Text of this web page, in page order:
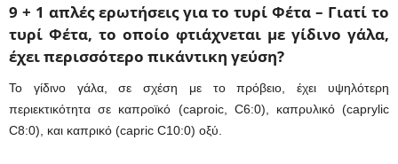
9 + 1 απλές ερωτήσεις για το τυρί Φέτα – Γιατί το
τυρί Φέτα, το οποίο φτιάχνεται με γίδινο γάλα,
έχει περισσότερο πικάντικη γεύση?
Το γίδινο γάλα, σε σχέση με το πρόβειο, έχει υψηλότερη
περιεκτικότητα σε καπροϊκό (caproic, C6:0), καπρυλικό (caprylic
C8:0), και καπρικό (capric C10:0) οξύ.